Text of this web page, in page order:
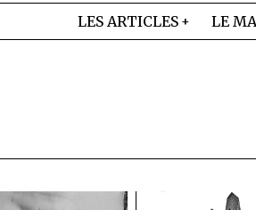
LES ARTICLES LE